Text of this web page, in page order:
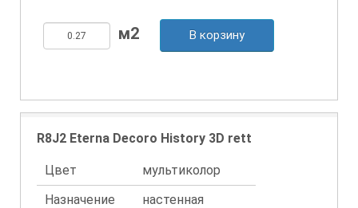
В корзину
R8J2 Eterna Decoro History 3D rett
Цвет
мультиколор
Назначение
настенная